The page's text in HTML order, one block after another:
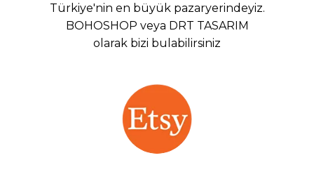
Türkiye'nin en büyük pazaryerindeyiz.
BOHOSHOP veya DRT TASARIM
olarak bizi bulabilirsiniz